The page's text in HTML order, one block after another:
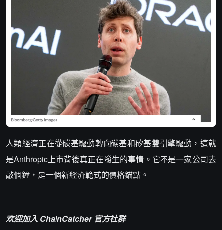
人類經濟正在從碳基驅動轉向碳基和矽基雙引擎驅動，這就
是Anthropic上市背後真正在發生的事情。它不是一家公司去
敲個鐘，是一個新經濟範式的價格錨點。
欢迎加入 ChainCatcher 官方社群